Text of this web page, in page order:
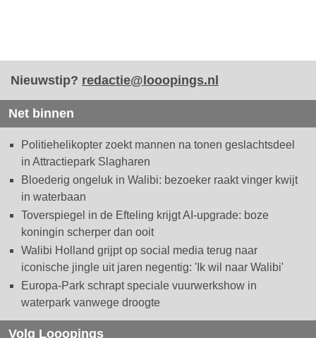
Nieuwstip? redactie@looopings.nl
Net binnen
Politiehelikopter zoekt mannen na tonen geslachtsdeel
in Attractiepark Slagharen
Bloederig ongeluk in Walibi: bezoeker raakt vinger kwijt
in waterbaan
Toverspiegel in de Efteling krijgt AI-upgrade: boze
koningin scherper dan ooit
Walibi Holland grijpt op social media terug naar
iconische jingle uit jaren negentig: 'Ik wil naar Walibi'
Europa-Park schrapt speciale vuurwerkshow in
waterpark vanwege droogte
Volg Looopings